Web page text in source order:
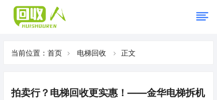
当前位置： 首页 电梯回收 正文
拍卖行？电梯回收更实惠！——金华电梯拆机